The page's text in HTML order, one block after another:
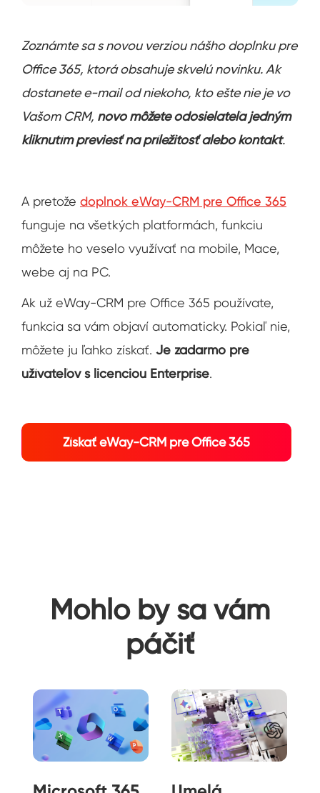
Zoznámte sa s novou verziou nášho doplnku pre
Office 365, ktorá obsahuje skvelú novinku. Ak
dostanete e-mail od niekoho, kto ešte nie je vo
Vašom CRM, novo môžete odosielateľa jedným
kliknutím previesť na príležitosť alebo kontakt.
A pretože doplnok eWay-CRM pre Office 365
funguje na všetkých platformách, funkciu
môžete ho veselo využívať na mobile, Mace,
webe aj na PC.
Ak už eWay-CRM pre Office 365 používate,
funkcia sa vám objaví automaticky. Pokiaľ nie,
môžete ju ľahko získať. Je zadarmo pre
užívateľov s licenciou Enterprise.
Získať eWay-CRM pre Office 365
Mohlo by sa vám
páčiť